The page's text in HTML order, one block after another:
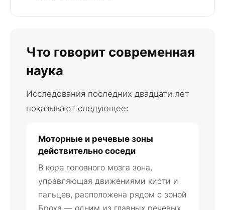
Что говорит современная
наука
Исследования последних двадцати лет
показывают следующее:
Моторные и речевые зоны
действительно соседи
В коре головного мозга зона,
управляющая движениями кисти и
пальцев, расположена рядом с зоной
Брока — одним из главных речевых